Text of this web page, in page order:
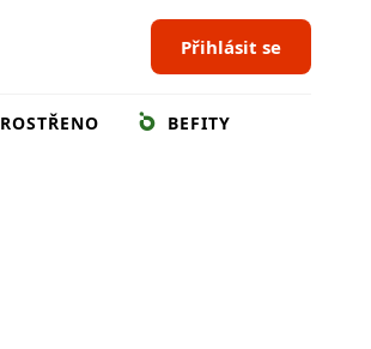
Přihlásit se
BEFITY